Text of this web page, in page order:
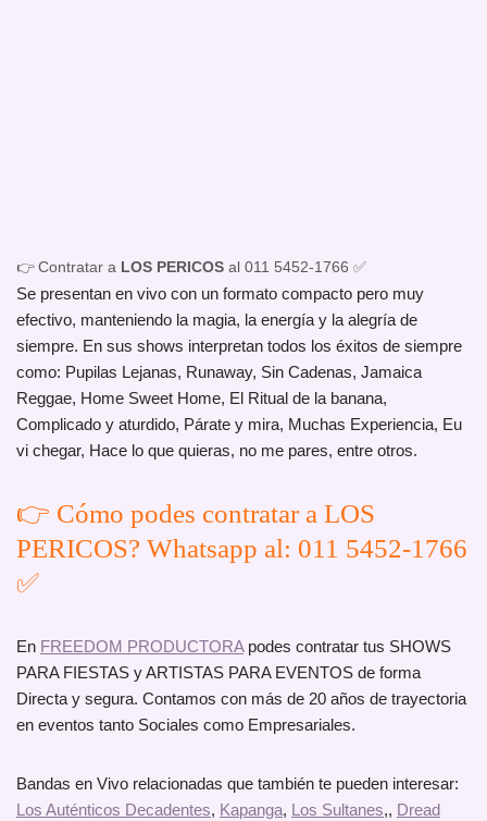
👉 Contratar a LOS PERICOS al 011 5452-1766 ✅
Se presentan en vivo con un formato compacto pero muy
efectivo, manteniendo la magia, la energía y la alegría de
siempre. En sus shows interpretan todos los éxitos de siempre
como: Pupilas Lejanas, Runaway, Sin Cadenas, Jamaica
Reggae, Home Sweet Home, El Ritual de la banana,
Complicado y aturdido, Párate y mira, Muchas Experiencia, Eu
vi chegar, Hace lo que quieras, no me pares, entre otros.
👉 Cómo podes contratar a LOS
PERICOS? Whatsapp al: 011 5452-1766
✅
En FREEDOM PRODUCTORApodes contratar tus SHOWS
PARA FIESTAS y ARTISTAS PARA EVENTOS de forma
Directa y segura. Contamos con más de 20 años de trayectoria
en eventos tanto Sociales como Empresariales.
Bandas en Vivo relacionadas que también te pueden interesar:
Los Auténticos Decadentes, Kapanga, Los Sultanes,, Dread